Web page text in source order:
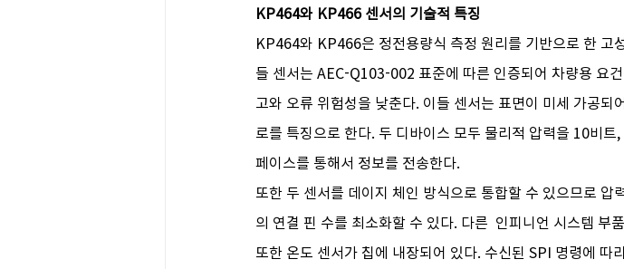
KP464와 KP466 센서의 기술적 특징
KP464와 KP466은 정전용량식 측정 원리를 기반으로 한 고
들 센서는 AEC-Q103-002 표준에 따른 인증되어 차량용 요
고와 오류 위험성을 낮춘다. 이들 센서는 표면이 미세 가공
로를 특징으로 한다. 두 디바이스 모두 물리적 압력을 10비
페이스를 통해서 정보를 전송한다.
또한 두 센서를 데이지 체인 방식으로 통합할 수 있으므로
의 연결 핀 수를 최소화할 수 있다. 다른  인피니언 시스템 부
또한 온도 센서가 칩에 내장되어 있다. 수신된 SPI 명령에